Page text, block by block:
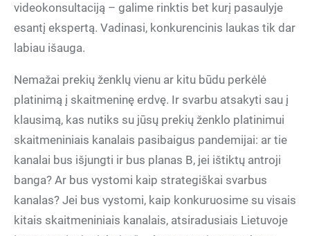
videokonsultaciją – galime rinktis bet kurį pasaulyje
esantį ekspertą. Vadinasi, konkurencinis laukas tik dar
labiau išauga.
Nemažai prekių ženklų vienu ar kitu būdu perkėlė
platinimą į skaitmeninę erdvę. Ir svarbu atsakyti sau į
klausimą, kas nutiks su jūsų prekių ženklo platinimui
skaitmeniniais kanalais pasibaigus pandemijai: ar tie
kanalai bus išjungti ir bus planas B, jei ištiktų antroji
banga? Ar bus vystomi kaip strategiškai svarbus
kanalas? Jei bus vystomi, kaip konkuruosime su visais
kitais skaitmeniniais kanalais, atsiradusiais Lietuvoje